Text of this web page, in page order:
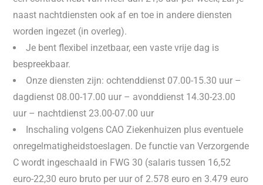
naast nachtdiensten ook af en toe in andere diensten
worden ingezet (in overleg).
Je bent flexibel inzetbaar, een vaste vrije dag is
bespreekbaar.
Onze diensten zijn: ochtenddienst 07.00-15.30 uur –
dagdienst 08.00-17.00 uur – avonddienst 14.30-23.00
uur – nachtdienst 23.00-07.00 uur
Inschaling volgens CAO Ziekenhuizen plus eventuele
onregelmatigheidstoeslagen. De functie van Verzorgende
C wordt ingeschaald in FWG 30 (salaris tussen 16,52
euro-22,30 euro bruto per uur of 2.578 euro en 3.479 euro